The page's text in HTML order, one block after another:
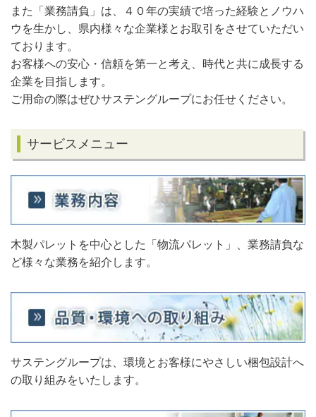
また「業務請負」は、４０年の実績で培った経験とノウハ
ウを生かし、県内様々な企業様とお取引をさせていただい
ております。
お客様への安心・信頼を第一と考え、時代と共に成長する
企業を目指します。
ご用命の際はぜひサステングループにお任せください。
サービスメニュー
木製パレットを中心とした「物流パレット」、業務請負な
ど様々な業務を紹介します。
サステングループは、環境とお客様にやさしい梱包設計へ
の取り組みをいたします。